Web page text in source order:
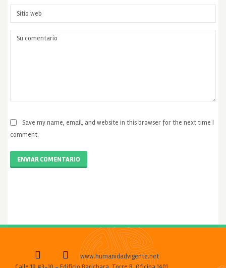
Save my name, email, and website in this browser for the next time I
comment.
ENVIAR COMENTARIO
www.humanidadvigente.net